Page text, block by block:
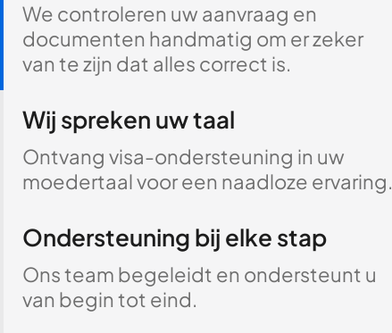
We controleren uw aanvraag en
documenten handmatig om er zeker
van te zijn dat alles correct is.
Wij spreken uw taal
Ontvang visa-ondersteuning in uw
moedertaal voor een naadloze ervaring.
Ondersteuning bij elke stap
Ons team begeleidt en ondersteunt u
van begin tot eind.